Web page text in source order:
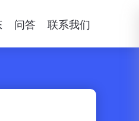
问答 联系我们